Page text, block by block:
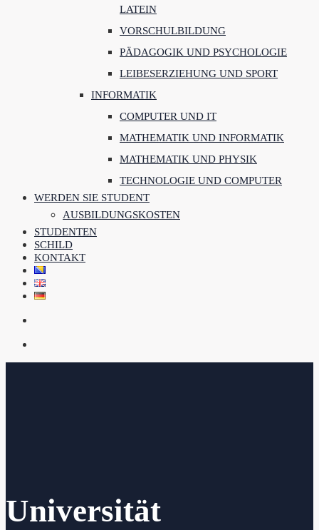
LATEIN
VORSCHULBILDUNG
PÄDAGOGIK UND PSYCHOLOGIE
LEIBESERZIEHUNG UND SPORT
INFORMATIK
COMPUTER UND IT
MATHEMATIK UND INFORMATIK
MATHEMATIK UND PHYSIK
TECHNOLOGIE UND COMPUTER
WERDEN SIE STUDENT
AUSBILDUNGSKOSTEN
STUDENTEN
SCHILD
KONTAKT
Universität